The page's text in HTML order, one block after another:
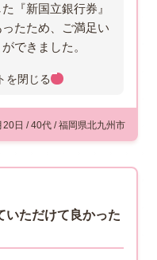
『新国立銀行券』
たため、ご満足い
できました。
を閉じる
日 / 40代 / 福岡県北九州市
いただけて良かった